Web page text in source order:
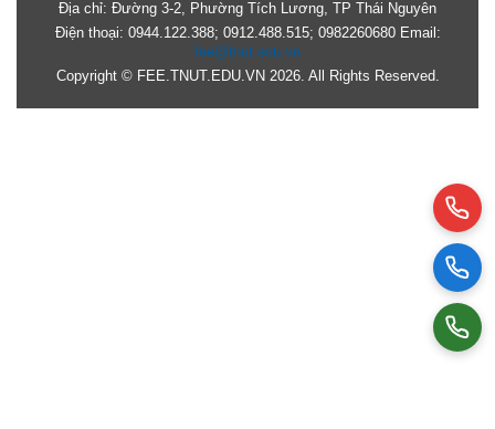
Địa chỉ: Đường 3-2, Phường Tích Lương, TP Thái Nguyên
Điện thoại: 0944.122.388; 0912.488.515; 0982260680 Email:
fee@tnut.edu.vn
Copyright © FEE.TNUT.EDU.VN 2026. All Rights Reserved.